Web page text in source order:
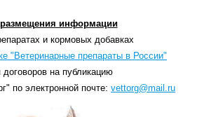
информации
и кормовых добавках
"Ветеринарные препараты в России"
на публикацию
по электронной почте: vettorg@mail.ru